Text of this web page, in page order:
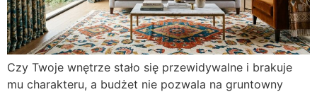
Czy Twoje wnętrze stało się przewidywalne i brakuje
mu charakteru, a budżet nie pozwala na gruntowny